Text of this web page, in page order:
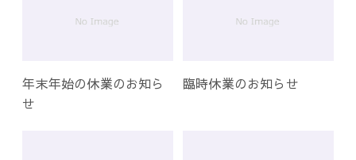
年末年始の休業のお知ら
せ
臨時休業のお知らせ